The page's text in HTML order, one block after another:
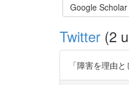
Google Scholar
Twitter (2
「障害を理由